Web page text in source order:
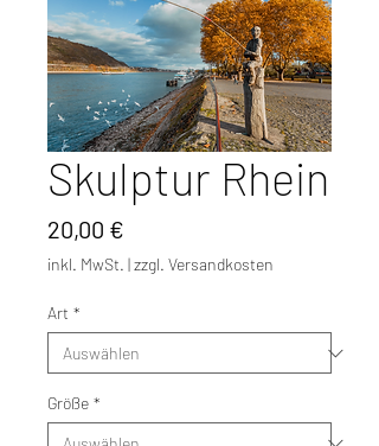
Skulptur Rhein
20,00 €
inkl. MwSt. |zzgl. Versandkosten
Art *
Größe *